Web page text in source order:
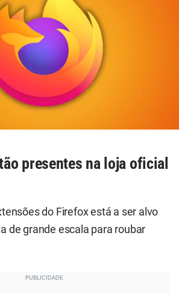
presentes na loja oficial
do Firefox está a ser alvo
de grande escala para roubar